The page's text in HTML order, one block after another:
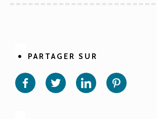
PARTAGER SUR
Partager
sur
Partager
sur sur